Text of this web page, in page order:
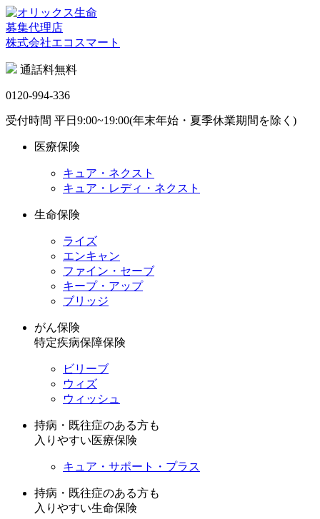
募集代理店
株式会社エコスマート
通話料無料
0120-994-336
受付時間 平日9:00~19:00(年末年始・夏季休業期間を除く)
医療保険
キュア・ネクスト
キュア・レディ・ネクスト
生命保険
ライズ
エンキャン
ファイン・セーブ
キープ・アップ
ブリッジ
がん保険
特定疾病保障保険
ビリーブ
ウィズ
ウィッシュ
持病・既往症のある方も
入りやすい医療保険
キュア・サポート・プラス
持病・既往症のある方も
入りやすい生命保険